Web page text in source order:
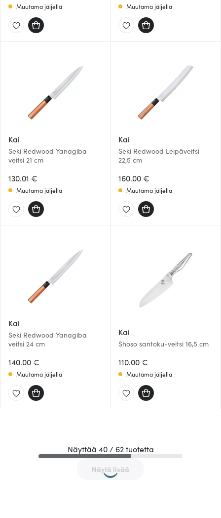
Muutama jäljellä Muutama jäljellä
Kai
Seki Redwood Yanagiba
veitsi 21 cm
130.01 €
Muutama jäljellä
Kai
Seki Redwood Leipäveitsi
22,5 cm
160.00 €
Muutama jäljellä
Kai
Seki Redwood Yanagiba
veitsi 24 cm
140.00 €
Muutama jäljellä
Kai
Shoso santoku-veitsi 16,5 cm
110.00 €
Muutama jäljellä
Näyttää 40 / 62 tuotetta
Näytä lisää